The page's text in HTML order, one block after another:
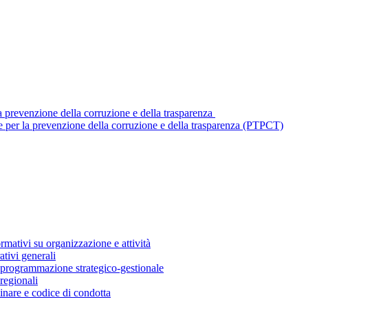
prevenzione della corruzione e della trasparenza
per la prevenzione della corruzione e della trasparenza (PTPCT)
su organizzazione e attività
generali
strategico-gestionale
e codice di condotta